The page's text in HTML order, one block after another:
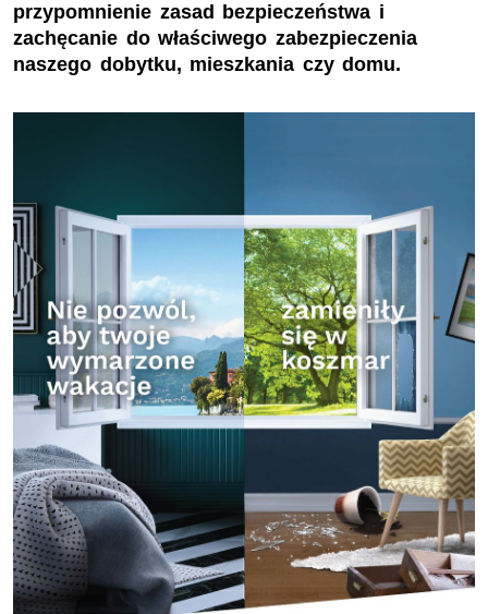
przypomnienie zasad bezpieczeństwa i
zachęcanie do właściwego zabezpieczenia
naszego dobytku, mieszkania czy domu.